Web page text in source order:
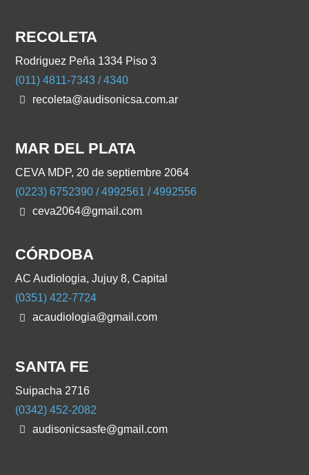
RECOLETA
Rodriguez Peña 1334 Piso 3
(011) 4811-7343 / 4340
recoleta@audisonicsa.com.ar
MAR DEL PLATA
CEVA MDP, 20 de septiembre 2064
(0223) 6752390 / 4992561 / 4992556
ceva2064@gmail.com
CÓRDOBA
AC Audiologia, Jujuy 8, Capital
(0351) 422-7724
acaudiologia@gmail.com
SANTA FE
Suipacha 2716
(0342) 452-2082
audisonicsasfe@gmail.com